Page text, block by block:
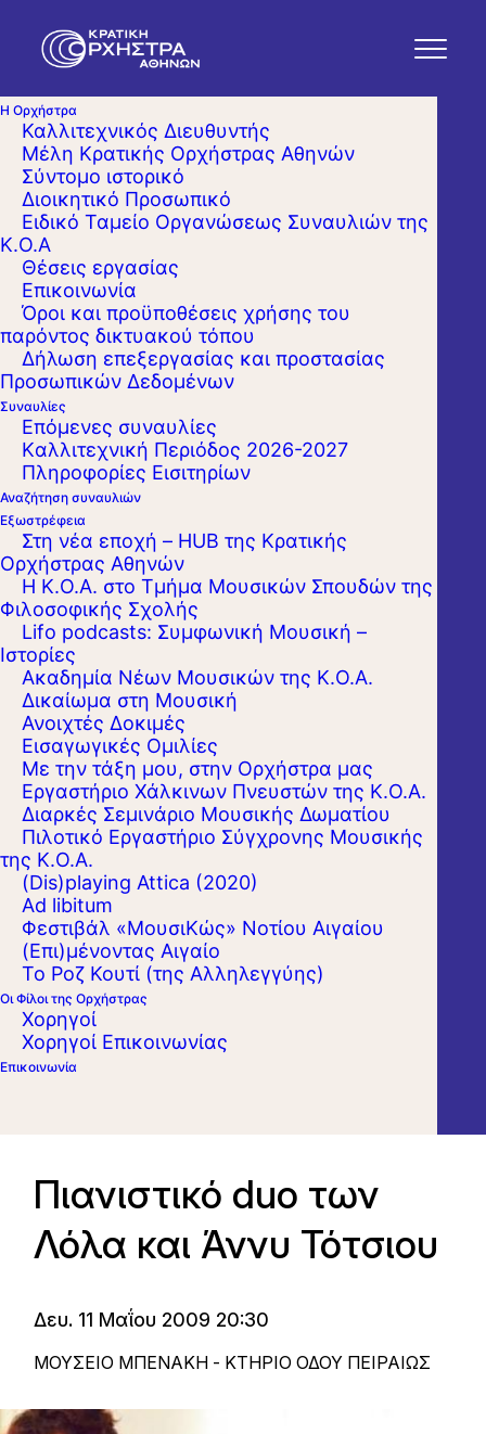
Η Ορχήστρα
Καλλιτεχνικός Διευθυντής
Μέλη Κρατικής Ορχήστρας Αθηνών
Σύντομο ιστορικό
Διοικητικό Προσωπικό
Ειδικό Ταμείο Οργανώσεως Συναυλιών της
Κ.Ο.Α
Θέσεις εργασίας
Επικοινωνία
Όροι και προϋποθέσεις χρήσης του
παρόντος δικτυακού τόπου
Δήλωση επεξεργασίας και προστασίας
Προσωπικών Δεδομένων
Συναυλίες
Επόμενες συναυλίες
Kαλλιτεχνική Περιόδος 2026-2027
Πληροφορίες Εισιτηρίων
Αναζήτηση συναυλιών
Εξωστρέφεια
Στη νέα εποχή – HUB της Κρατικής
Ορχήστρας Αθηνών
Η Κ.Ο.Α. στο Τμήμα Μουσικών Σπουδών της
Φιλοσοφικής Σχολής
Lifo podcasts: Συμφωνική Μουσική –
Ιστορίες
Ακαδημία Νέων Μουσικών της Κ.Ο.Α.
Δικαίωμα στη Μουσική
Ανοιχτές Δοκιμές
Εισαγωγικές Ομιλίες
Με την τάξη μου, στην Ορχήστρα μας
Εργαστήριo Χάλκινων Πνευστών της Κ.Ο.Α.
Διαρκές Σεμινάριο Μουσικής Δωματίου
Πιλοτικό Εργαστήριο Σύγχρονης Μουσικής
της Κ.Ο.Α.
(Dis)playing Attica (2020)
Ad libitum
Φεστιβάλ «ΜουσιΚώς» Νοτίου Αιγαίου
(Επι)μένοντας Αιγαίο
Το Ροζ Κουτί (της Αλληλεγγύης)
Οι Φίλοι της Ορχήστρας
Χορηγοί
Χορηγοί Επικοινωνίας
Επικοινωνία
Πιανιστικό duo των
Λόλα και Άννυ Τότσιου
Δευ. 11 Μαΐου 2009 20:30
ΜΟΥΣΕΙΟ ΜΠΕΝΑΚΗ - ΚΤΗΡΙΟ ΟΔΟΥ ΠΕΙΡΑΙΩΣ